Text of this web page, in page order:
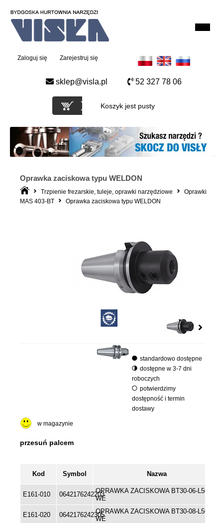
Zarejestruj się
Zaloguj się
sklep@visla.pl 52 327 78 06
Koszyk jest pusty
Oprawka zaciskowa typu WELDON
Trzpienie frezarskie, tuleje, oprawki narzędziowe
Oprawki
MAS 403-BT
Oprawka zaciskowa typu WELDON
standardowo dostępne
dostępne w 3-7 dni
roboczych
potwierdzimy
dostępność i termin
dostawy
w magazynie
Kod Symbol Nazwa
E161-010 0642176242203OPRAWKA ZACISKOWA BT30-06-L50
WE
E161-020 0642176242305OPRAWKA ZACISKOWA BT30-08-L50
WE